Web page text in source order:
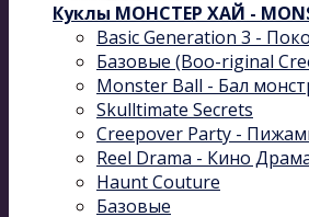
Куклы МОНСТЕР ХАЙ -
Basic Generation 3 -
Базовые (Boo-riginal
Monster Ball - Бал
Skulltimate Secrets
Creepover Party -
Reel Drama - Кино
Haunt Couture
Базовые